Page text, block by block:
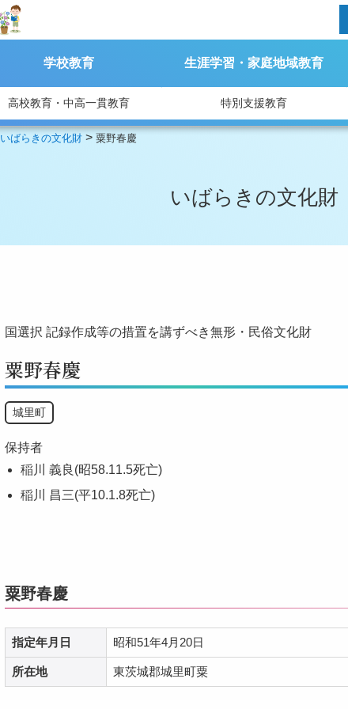
学校教育 生涯学習・家庭地域教育
高校教育・中高一貫教育 特別支援教育
いばらきの文化財 >粟野春慶
いばらきの文化財
国選択 記録作成等の措置を講ずべき無形・民俗文化財
粟野春慶
城里町
保持者
稲川 義良(昭58.11.5死亡)
稲川 昌三(平10.1.8死亡)
粟野春慶
指定年月日 昭和51年4月20日
所在地 東茨城郡城里町粟